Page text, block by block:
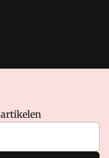
in
van deze site zijn de
Voorwaarden